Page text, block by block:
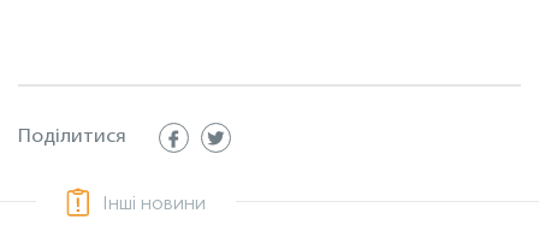
Поділитися
Інші новини